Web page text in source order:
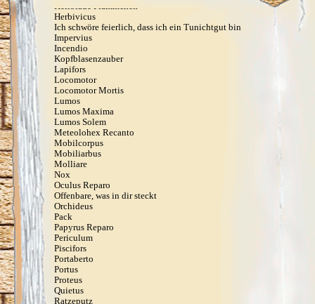
Hellblaue Flämmchen
Herbivicus
Ich schwöre feierlich, dass ich ein Tunichtgut bin
Impervius
Incendio
Kopfblasenzauber
Lapifors
Locomotor
Locomotor Mortis
Lumos
Lumos Maxima
Lumos Solem
Meteolohex Recanto
Mobilcorpus
Mobiliarbus
Molliare
Nox
Oculus Reparo
Offenbare, was in dir steckt
Orchideus
Pack
Papyrus Reparo
Periculum
Piscifors
Portaberto
Portus
Proteus
Quietus
Ratzeputz